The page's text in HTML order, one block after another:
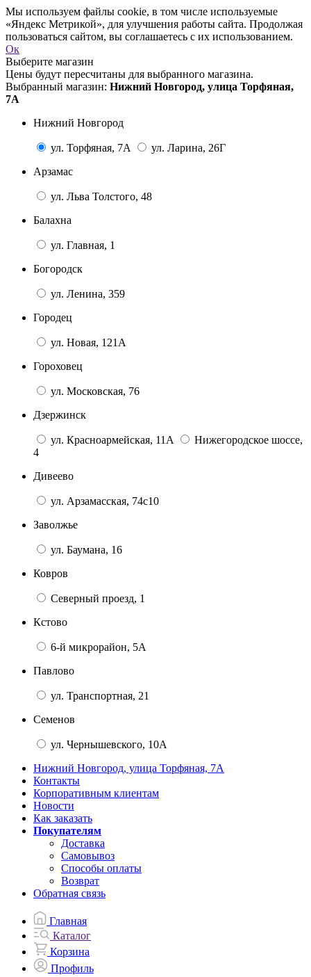
Мы используем файлы cookie, в том числе используемые
«Яндекс Метрикой», для улучшения работы сайта. Продолжая
пользоваться сайтом, вы соглашаетесь с их использованием.
Ок
Выберите магазин
Цены будут пересчитаны для выбранного магазина.
Выбранный магазин: Нижний Новгород, улица Торфяная,
7А
Нижний Новгород
ул. Торфяная, 7А
ул. Ларина, 26Г
Арзамас
ул. Льва Толстого, 48
Балахна
ул. Главная, 1
Богородск
ул. Ленина, 359
Городец
ул. Новая, 121А
Гороховец
ул. Московская, 76
Дзержинск
ул. Красноармейская, 11А
Нижегородское шоссе,
4
Дивеево
ул. Арзамасская, 74с10
Заволжье
ул. Баумана, 16
Ковров
Северный проезд, 1
Кстово
6-й микрорайон, 5А
Павлово
ул. Транспортная, 21
Семенов
ул. Чернышевского, 10А
Нижний Новгород, улица Торфяная, 7А
Контакты
Корпоративным клиентам
Новости
Как заказать
Покупателям
Доставка
Самовывоз
Способы оплаты
Возврат
Обратная связь
Главная
Каталог
Корзина
Профиль